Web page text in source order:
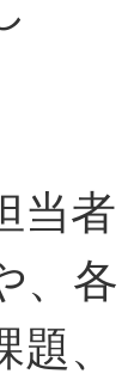
当者
、各
、